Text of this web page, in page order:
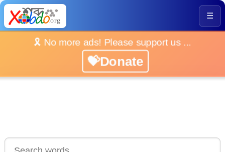
☰
🎗️ No more ads! Please support us ...
💝Donate